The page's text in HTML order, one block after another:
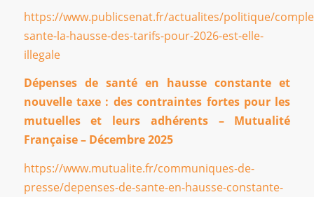
https://www.publicsenat.fr/actualites/politique/
sante-la-hausse-des-tarifs-pour-2026-est-elle-
illegale
Dépenses de santé en hausse constante et
nouvelle taxe : des contraintes fortes pour les
mutuelles et leurs adhérents – Mutualité
Française – Décembre 2025
https://www.mutualite.fr/communiques-de-
presse/depenses-de-sante-en-hausse-constante-